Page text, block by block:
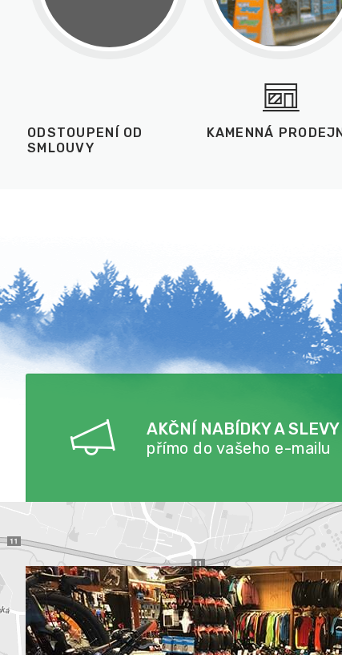
ODSTOUPENÍ OD
SMLOUVY
KAMENNÁ
AKČNÍ NABÍDKY A SLEVY
přímo do vašeho e-mailu